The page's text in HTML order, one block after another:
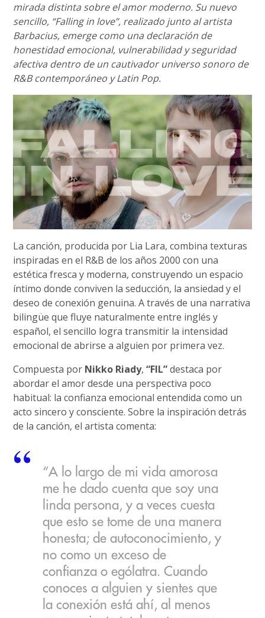
mirada distinta sobre el amor moderno. Su nuevo
sencillo, “Falling in love”, realizado junto al artista
Barbacius, emerge como una declaración de
honestidad emocional, vulnerabilidad y seguridad
afectiva dentro de un cautivador universo sonoro de
R&B contemporáneo y Latin Pop.
La canción, producida por Lia Lara, combina texturas
inspiradas en el R&B de los años 2000 con una
estética fresca y moderna, construyendo un espacio
íntimo donde conviven la seducción, la ansiedad y el
deseo de conexión genuina. A través de una narrativa
bilingüe que fluye naturalmente entre inglés y
español, el sencillo logra transmitir la intensidad
emocional de abrirse a alguien por primera vez.
Compuesta por Nikko Riady,“FIL”destaca por
abordar el amor desde una perspectiva poco
habitual: la confianza emocional entendida como un
acto sincero y consciente. Sobre la inspiración detrás
de la canción, el artista comenta:
“A lo largo de mi vida amorosa
me he dado cuenta que soy una
linda persona, y a veces cuesta
que esto se tome de una manera
honesta; de autoconocimiento, y
no como un exceso de
confianza o ególatra. Cuando
conoces a alguien y sientes que
la conexión está ahí, al menos